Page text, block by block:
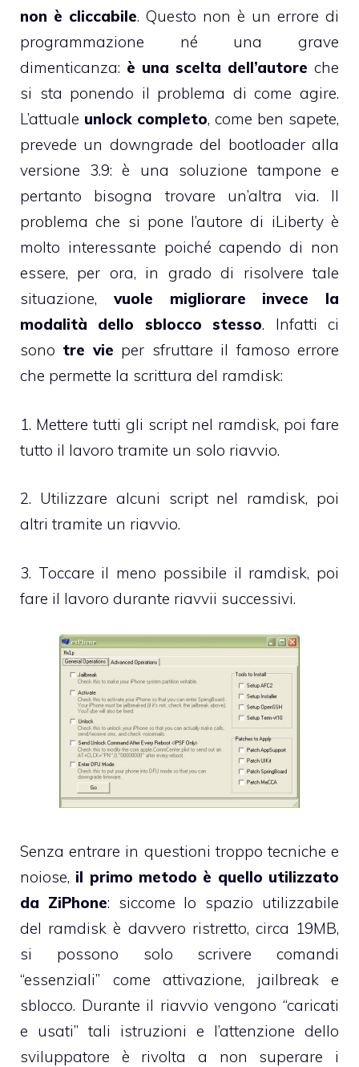
non è cliccabile. Questo non è un errore di
programmazione né una grave
dimenticanza: è una scelta dell’autore che
si sta ponendo il problema di come agire.
L’attuale unlock completo, come ben sapete,
prevede un downgrade del bootloader alla
versione 3.9: è una soluzione tampone e
pertanto bisogna trovare un’altra via. Il
problema che si pone l’autore di iLiberty è
molto interessante poiché capendo di non
essere, per ora, in grado di risolvere tale
situazione, vuole migliorare invece la
modalità dello sblocco stesso. Infatti ci
sono tre vie per sfruttare il famoso errore
che permette la scrittura del ramdisk:
1. Mettere tutti gli script nel ramdisk, poi fare
tutto il lavoro tramite un solo riavvio.
2. Utilizzare alcuni script nel ramdisk, poi
altri tramite un riavvio.
3. Toccare il meno possibile il ramdisk, poi
fare il lavoro durante riavvii successivi.
Senza entrare in questioni troppo tecniche e
noiose, il primo metodo è quello utilizzato
da ZiPhone: siccome lo spazio utilizzabile
del ramdisk è davvero ristretto, circa 19MB,
si possono solo scrivere comandi
“essenziali” come attivazione, jailbreak e
sblocco. Durante il riavvio vengono “caricati
e usati” tali istruzioni e l’attenzione dello
sviluppatore è rivolta a non superare i